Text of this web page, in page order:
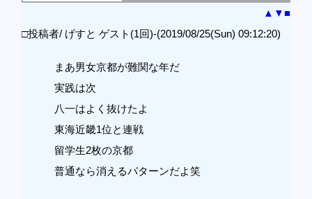
▲ ▼■
□投稿者/ げすと ゲスト(1回)-(2019/08/25(Sun) 09:12:20)
まあ男女京都が難関な年だ
実践は次
八一はよく抜けたよ
東海近畿1位と連戦
留学生2枚の京都
普通なら消えるパターンだよ笑